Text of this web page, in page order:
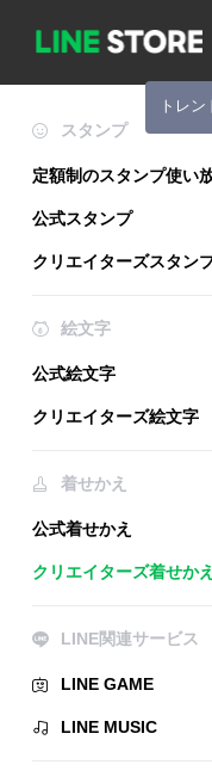
トレ
スタンプ
定額制のスタンプ使い
公式スタンプ
クリエイターズスタン
絵文字
公式絵文字
クリエイターズ絵文字
着せかえ
公式着せかえ
クリエイターズ着せかえ
LINE関連サービス
LINE GAME
LINE MUSIC